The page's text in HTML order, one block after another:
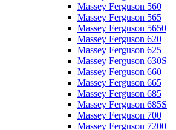
Massey Ferguson 560
Massey Ferguson 565
Massey Ferguson 5650
Massey Ferguson 620
Massey Ferguson 625
Massey Ferguson 630S
Massey Ferguson 660
Massey Ferguson 665
Massey Ferguson 685
Massey Ferguson 685S
Massey Ferguson 700
Massey Ferguson 7200